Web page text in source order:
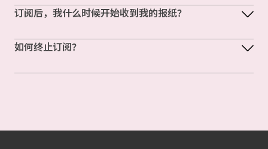
订阅后，我什么时候开始收到我的报纸？
如何终止订阅？